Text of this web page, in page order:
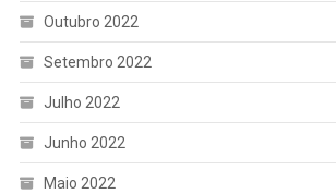
Outubro 2022
Setembro 2022
Julho 2022
Junho 2022
Maio 2022